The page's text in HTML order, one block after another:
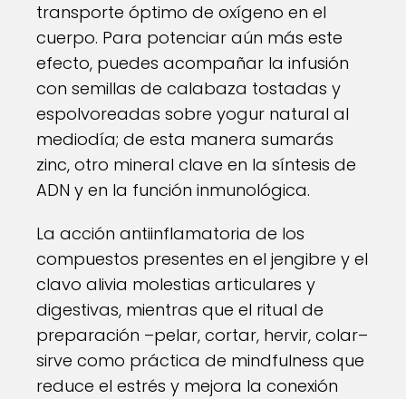
transporte óptimo de oxígeno en el
cuerpo. Para potenciar aún más este
efecto, puedes acompañar la infusión
con semillas de calabaza tostadas y
espolvoreadas sobre yogur natural al
mediodía; de esta manera sumarás
zinc, otro mineral clave en la síntesis de
ADN y en la función inmunológica.
La acción antiinflamatoria de los
compuestos presentes en el jengibre y el
clavo alivia molestias articulares y
digestivas, mientras que el ritual de
preparación –pelar, cortar, hervir, colar–
sirve como práctica de mindfulness que
reduce el estrés y mejora la conexión